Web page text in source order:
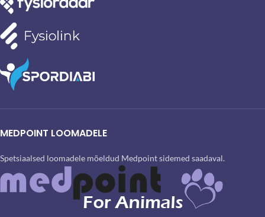
MEDPOINT LOOMADELE
Spetsiaalsed loomadele mõeldud Medpoint sidemed saadaval.